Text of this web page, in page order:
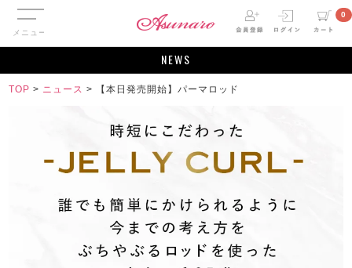
0
メニュー
NEWS
TOP > ニュース > 【本日発売開始】パーマロッド